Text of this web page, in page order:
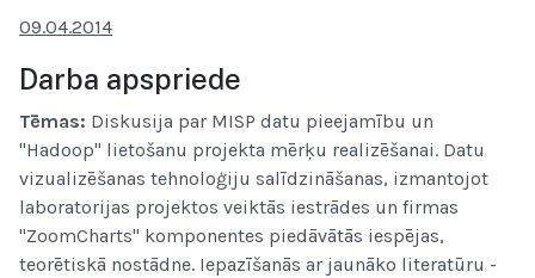
09.04.2014
Darba apspriede
Tēmas: Diskusija par MISP datu pieejamību un
"Hadoop" lietošanu projekta mērķu realizēšanai. Datu
vizualizēšanas tehnoloģiju salīdzināšanas, izmantojot
laboratorijas projektos veiktās iestrādes un firmas
"ZoomCharts" komponentes piedāvātās iespējas,
teorētiskā nostādne. Iepazīšanās ar jaunāko literatūru -